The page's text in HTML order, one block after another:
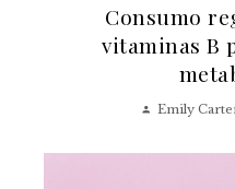
Consumo
vitaminas B
Emily